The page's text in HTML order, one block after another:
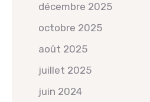
décembre 2025
octobre 2025
août 2025
juillet 2025
juin 2024